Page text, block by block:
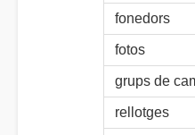
fonedors
fotos
grups de
rellotges